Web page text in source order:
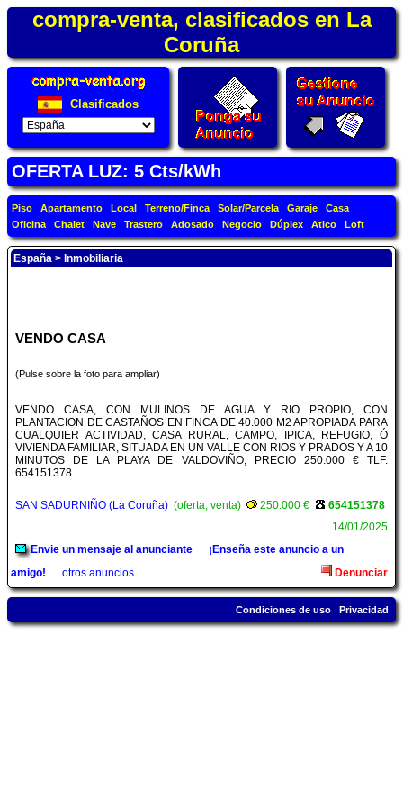
compra-venta, clasificados en La
Coruña
Clasificados
OFERTA LUZ: 5 Cts/kWh
Piso Apartamento Local Terreno/Finca Solar/Parcela Garaje
Casa
Oficina
Chalet Nave Trastero Adosado Negocio Dúplex Atico Loft
España > Inmobiliaria
VENDO CASA
(Pulse sobre la foto para ampliar)
VENDO CASA, CON MULINOS DE AGUA Y RIO PROPIO, CON
PLANTACION DE CASTAÑOS EN FINCA DE 40.000 M2 APROPIADA PARA
CUALQUIER ACTIVIDAD, CASA RURAL, CAMPO, IPICA, REFUGIO, Ó
VIVIENDA FAMILIAR, SITUADA EN UN VALLE CON RIOS Y PRADOS Y A 10
MINUTOS DE LA PLAYA DE VALDOVIÑO, PRECIO 250.000 € TLF.
654151378
SAN SADURNIÑO (La Coruña) (oferta, venta) 250.000 €
654151378
14/01/2025
Envie un mensaje al anunciante
¡Enseña este anuncio a un
amigo!
otros anuncios Denunciar
Condiciones de uso Privacidad